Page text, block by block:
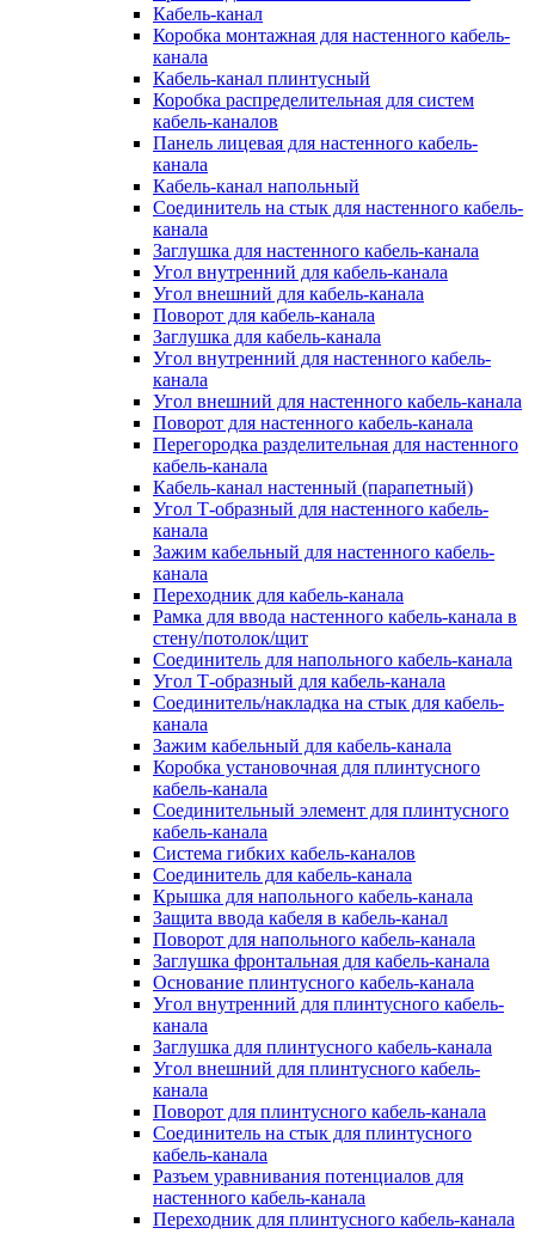
Кабель-канал
Коробка монтажная для настенного кабель-
канала
Кабель-канал плинтусный
Коробка распределительная для систем
кабель-каналов
Панель лицевая для настенного кабель-
канала
Кабель-канал напольный
Соединитель на стык для настенного кабель-
канала
Заглушка для настенного кабель-канала
Угол внутренний для кабель-канала
Угол внешний для кабель-канала
Поворот для кабель-канала
Заглушка для кабель-канала
Угол внутренний для настенного кабель-
канала
Угол внешний для настенного кабель-канала
Поворот для настенного кабель-канала
Перегородка разделительная для настенного
кабель-канала
Кабель-канал настенный (парапетный)
Угол Т-образный для настенного кабель-
канала
Зажим кабельный для настенного кабель-
канала
Переходник для кабель-канала
Рамка для ввода настенного кабель-канала в
стену/потолок/щит
Соединитель для напольного кабель-канала
Угол Т-образный для кабель-канала
Соединитель/накладка на стык для кабель-
канала
Зажим кабельный для кабель-канала
Коробка установочная для плинтусного
кабель-канала
Соединительный элемент для плинтусного
кабель-канала
Система гибких кабель-каналов
Соединитель для кабель-канала
Крышка для напольного кабель-канала
Защита ввода кабеля в кабель-канал
Поворот для напольного кабель-канала
Заглушка фронтальная для кабель-канала
Основание плинтусного кабель-канала
Угол внутренний для плинтусного кабель-
канала
Заглушка для плинтусного кабель-канала
Угол внешний для плинтусного кабель-
канала
Поворот для плинтусного кабель-канала
Соединитель на стык для плинтусного
кабель-канала
Разъем уравнивания потенциалов для
настенного кабель-канала
Переходник для плинтусного кабель-канала